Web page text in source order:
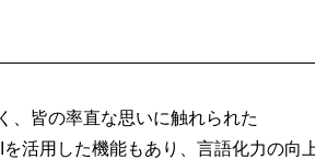
、皆の率直な思いに触れられた
活用した機能もあり、言語化力の向